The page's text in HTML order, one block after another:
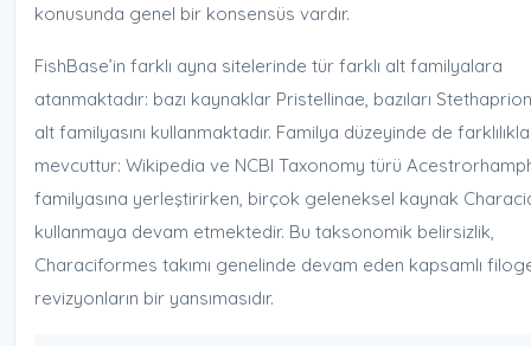
konusunda genel bir konsensüs vardır.
FishBase’in farklı ayna sitelerinde tür farklı alt familyalara
atanmaktadır: bazı kaynaklar Pristellinae, bazıları
alt familyasını kullanmaktadır. Familya düzeyinde de
mevcuttur: Wikipedia ve NCBI Taxonomy türü
familyasına yerleştirirken, birçok geleneksel kaynak
kullanmaya devam etmektedir. Bu taksonomik belirsizlik,
Characiformes takımı genelinde devam eden kapsamlı
revizyonların bir yansımasıdır.